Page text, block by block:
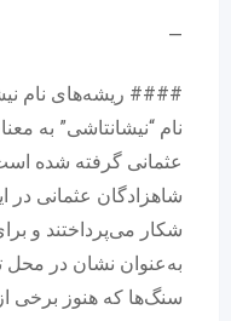
—
#### ریشه‌های نام
نام “نیشانتاشی” به
عثمانی گرفته شده
شاهزادگان عثمانی در
شکار می‌پرداختند و
به‌عنوان نشان در محل
سنگ‌ها که هنوز برخی